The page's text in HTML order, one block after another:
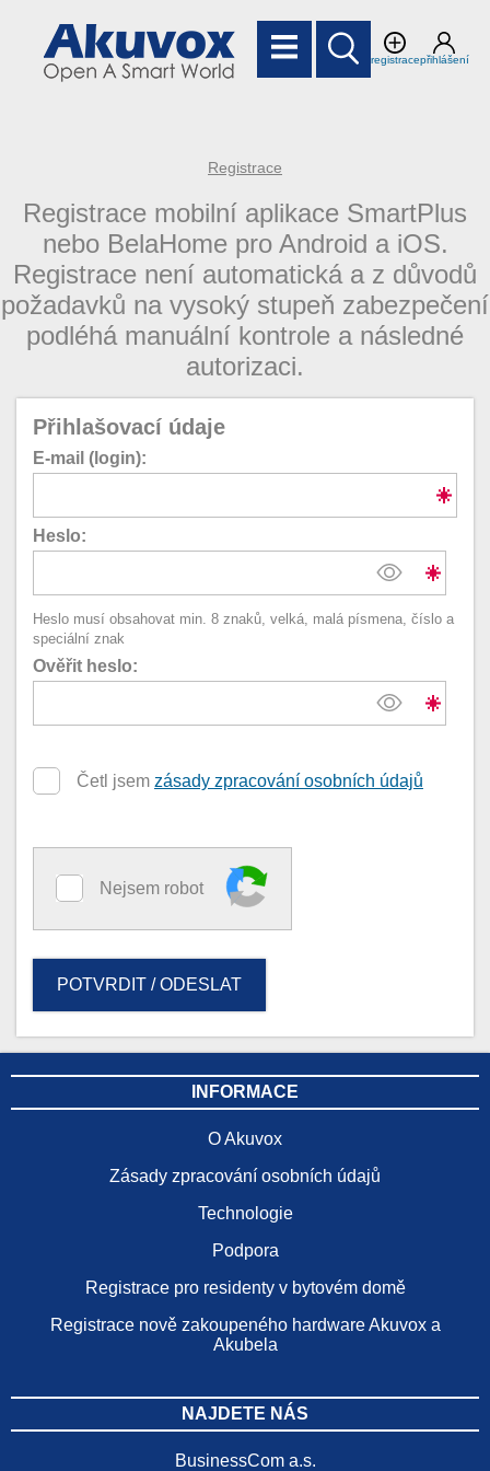
Registrace
Registrace mobilní aplikace SmartPlus
nebo BelaHome pro Android a iOS.
Registrace není automatická a z důvodů
požadavků na vysoký stupeň zabezpečení
podléhá manuální kontrole a následné
autorizaci.
Přihlašovací údaje
E-mail (login):
Heslo:
Heslo musí obsahovat min. 8 znaků, velká, malá písmena, číslo a
speciální znak
Ověřit heslo:
Četl jsem zásady zpracování osobních údajů
Nejsem robot
POTVRDIT / ODESLAT
registracepřihlášení
INFORMACE
O Akuvox
Zásady zpracování osobních údajů
Technologie
Podpora
Registrace pro residenty v bytovém domě
Registrace nově zakoupeného hardware Akuvox a
Akubela
NAJDETE NÁS
BusinessCom a.s.